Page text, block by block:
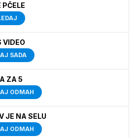
PČELE
VIDEO
SADA
ZA 5
ODMAH
JE NA SELU
ODMAH